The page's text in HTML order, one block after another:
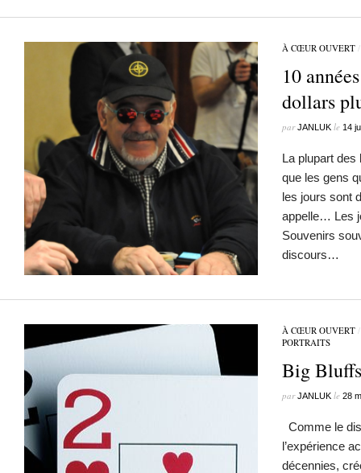
À CŒUR OUVERT
10
dollars
parJANLUK le 14
La plupart
que les gens
les jours sont
appelle… Les
Souvenirs
discours…
À CŒUR OUVERT
PORTRAITS
Big
parJANLUK le 28
Comme le
l’expérience
décennies,